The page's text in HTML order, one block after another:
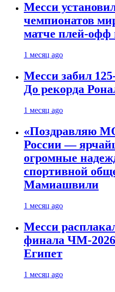
Месси
чемпионатов
матче плей‑офф
1 месяц ago
Месси забил
До рекорда
1 месяц ago
«Поздравляю
России —
огромные
спортивной
Мамиашвили
1 месяц ago
Месси
финала ЧМ-
Египет
1 месяц ago